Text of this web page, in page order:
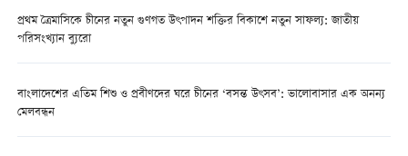
প্রথম ত্রৈমাসিকে চীনের নতুন গুণগত উৎপাদন শক্তির বিকাশে নতুন সাফল্য: জাতীয়
পরিসংখ্যান ব্যুরো
বাংলাদেশের এতিম শিশু ও প্রবীণদের ঘরে চীনের ‘বসন্ত উৎসব’: ভালোবাসার এক অনন্য
মেলবন্ধন